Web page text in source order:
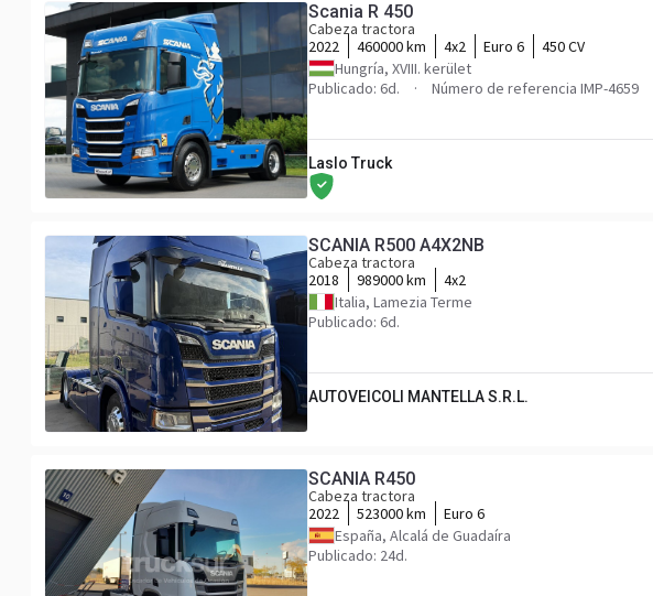
Scania R 450
Cabeza tractora
2022
460000 km 4x2 Euro 6
450 CV
Hungría, XVIII. kerület
Publicado: 6d.
Número de referencia IMP-4659
Laslo Truck
SCANIA R500 A4X2NB
Cabeza tractora
2018
989000 km
4x2
Italia, Lamezia Terme
Publicado: 6d.
AUTOVEICOLI MANTELLA S.R.L.
SCANIA R450
Cabeza tractora
2022
523000 km
Euro 6
España, Alcalá de Guadaíra
Publicado: 24d.